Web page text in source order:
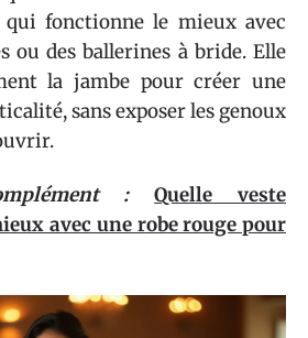
qui fonctionne le mieux avec
ou des ballerines à bride. Elle
la jambe pour créer une
sans exposer les genoux
:
Quelle veste
avec une robe rouge pour